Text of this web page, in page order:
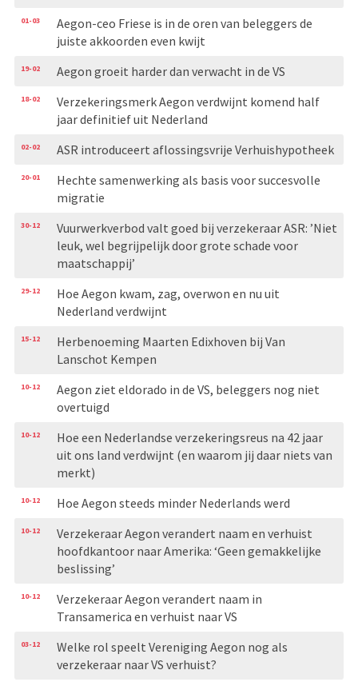
01-03
Aegon-ceo Friese is in de oren van beleggers de
juiste akkoorden even kwijt
19-02 Aegon groeit harder dan verwacht in de VS
18-02
Verzekeringsmerk Aegon verdwijnt komend half
jaar definitief uit Nederland
02-02 ASR introduceert aflossingsvrije Verhuishypotheek
20-01
Hechte samenwerking als basis voor succesvolle
migratie
30-12
Vuurwerkverbod valt goed bij verzekeraar ASR: ’Niet
leuk, wel begrijpelijk door grote schade voor
maatschappij’
29-12
Hoe Aegon kwam, zag, overwon en nu uit
Nederland verdwijnt
15-12
Herbenoeming Maarten Edixhoven bij Van
Lanschot Kempen
10-12
Aegon ziet eldorado in de VS, beleggers nog niet
overtuigd
10-12
Hoe een Nederlandse verzekeringsreus na 42 jaar
uit ons land verdwijnt (en waarom jij daar niets van
merkt)
10-12 Hoe Aegon steeds minder Nederlands werd
10-12
Verzekeraar Aegon verandert naam en verhuist
hoofdkan­toor naar Amerika: ‘Geen gemakkelijke
beslissing’
10-12
Verzekeraar Aegon verandert naam in
Transamerica en verhuist naar VS
03-12
Welke rol speelt Vereniging Aegon nog als
verzekeraar naar VS verhuist?